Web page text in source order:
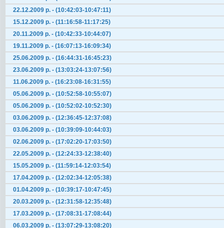
22.12.2009 р. - (10:42:03-10:47:11)
15.12.2009 р. - (11:16:58-11:17:25)
20.11.2009 р. - (10:42:33-10:44:07)
19.11.2009 р. - (16:07:13-16:09:34)
25.06.2009 р. - (16:44:31-16:45:23)
23.06.2009 р. - (13:03:24-13:07:56)
11.06.2009 р. - (16:23:08-16:31:55)
05.06.2009 р. - (10:52:58-10:55:07)
05.06.2009 р. - (10:52:02-10:52:30)
03.06.2009 р. - (12:36:45-12:37:08)
03.06.2009 р. - (10:39:09-10:44:03)
02.06.2009 р. - (17:02:20-17:03:50)
22.05.2009 р. - (12:24:33-12:38:40)
15.05.2009 р. - (11:59:14-12:03:54)
17.04.2009 р. - (12:02:34-12:05:38)
01.04.2009 р. - (10:39:17-10:47:45)
20.03.2009 р. - (12:31:58-12:35:48)
17.03.2009 р. - (17:08:31-17:08:44)
06.03.2009 р. - (13:07:29-13:08:20)